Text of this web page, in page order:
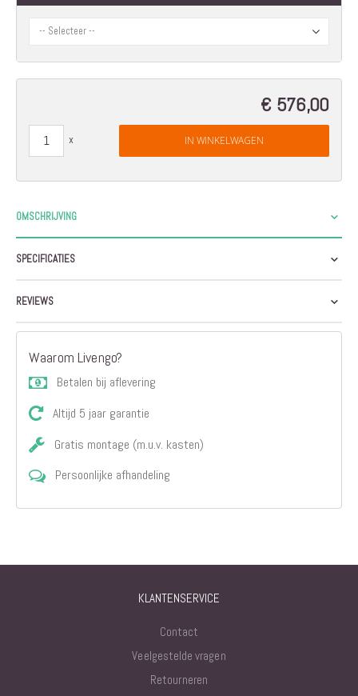
€ 576,00
IN WINKELWAGEN
OMSCHRIJVING
SPECIFICATIES
REVIEWS
Waarom Livengo?
Betalen bij aflevering
Altijd 5 jaar garantie
Gratis montage (m.u.v. kasten)
Persoonlijke afhandeling
KLANTENSERVICE
Contact
Veelgestelde vragen
Retourneren